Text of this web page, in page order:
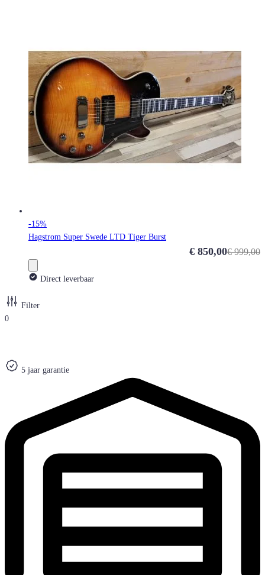
Filter
0
-15%
Hagstrom Super Swede LTD Tiger Burst
€ 999,00
Special Price
€ 850,00
Direct leverbaar
5 jaar garantie